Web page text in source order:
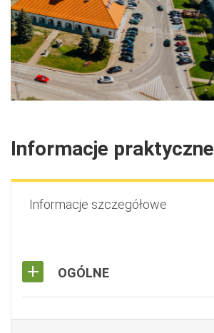
staszow.pl I PK
Informacje praktyczne
Informacje szczegółowe
OGÓLNE